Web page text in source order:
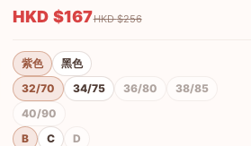
HKD $167 HKD $256
紫色
黑色
32/70
34/75 36/80
38/85
40/90
B
C D